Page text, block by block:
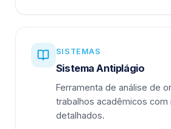
SISTEMAS
Sistema Antiplágio
Ferramenta de análise de
trabalhos acadêmicos com
detalhados.